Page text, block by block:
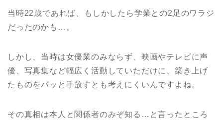
当時22歳であれば、もしかしたら学業との2足のワラジ
だったのかも…。
しかし、当時は女優業のみならず、映画やテレビに声
優、写真集など幅広く活動していただけに、築き上げ
たものをパッと手放すとも考えにくいんですよね。
その真相は本人と関係者のみぞ知る…と言ったところ